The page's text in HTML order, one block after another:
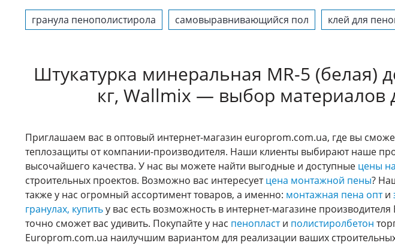
гранула пенополистирола самовыравнивающийся пол клей для
Штукатурка минеральная МR-5 (белая)
кг, Wallmix — выбор материалов
Приглашаем вас в оптовый интернет-магазин europrom.com.ua, где вы
теплозащиты от компании-производителя. Наши клиенты выбирают наше
высочайшего качества. У нас вы можете найти выгодные и доступные цены
строительных проектов. Возможно вас интересуетцена монтажной пены?
также у нас огромный ассортимент товаров, а именно: монтажная пена опти
гранулах, купитьу вас есть возможность в интернет-магазине
точно сможет вас удивить. Покупайте у нас пенопласти полистиролбетон
Europrom.com.ua наилучшим вариантом для реализации ваших